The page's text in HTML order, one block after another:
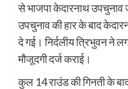
से भाजपा केदारनाथ उपचुनाव
उपचुनाव की हार के बाद
दे गई। निर्दलीय त्रिभुवन ने
मौजूदगी दर्ज कराई।
कुल 14 राउंड की गिनती के